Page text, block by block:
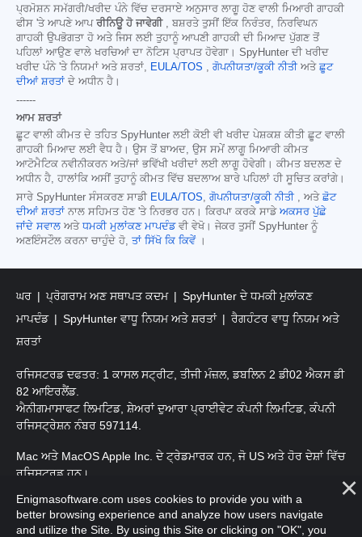
ਪ੍ਰਮੋਸ਼ਨ ਸਮੱਗਰੀ/ਖਰੀਦ ਪੰਨੇ ਵਿੱਚ ਦਰਸਾਏ ਅਨੁਸਾਰ ਲਾਗੂ ਹੋਣ ਵਾਲੀ ਮਿਆਰੀ ਗਾਹਕੀ
ਫੀਸ 'ਤੇ ਆਪਣੇ ਆਪ ਰੀਨਿਊ ਹੋ ਜਾਵੇਗੀ, ਬਸ਼ਰਤੇ ਤੁਸੀਂ ਇੱਕ ਨਿਰੰਤਰ, ਨਿਰਵਿਘਨ
ਗਾਹਕੀ ਉਪਭੋਗਤਾ ਹੋ ਅਤੇ ਜਿਸ ਲਈ ਤੁਹਾਨੂੰ ਆਪਣੀ ਗਾਹਕੀ ਦੀ ਮਿਆਦ ਪੁੱਗਣ ਤੋਂ
ਪਹਿਲਾਂ ਆਉਣ ਵਾਲੇ ਖਰਚਿਆਂ ਦਾ ਨੋਟਿਸ ਪ੍ਰਾਪਤ ਹੋਵੇਗਾ। SpyHunter ਦੀ ਖਰੀਦ
ਖਰੀਦ ਪੰਨੇ 'ਤੇ ਨਿਯਮਾਂ ਅਤੇ ਸ਼ਰਤਾਂ, EULA/TOS , ਗੋਪਨੀਯਤਾ/ਕੂਕੀ ਨੀਤੀ ਅਤੇ ਛੂਟ
ਦੀਆਂ ਸ਼ਰਤਾਂ ਦੇ ਅਧੀਨ ਹੈ।
------
ਆਮ ਸ਼ਰਤਾਂ
ਛੂਟ ਵਾਲੀ ਕੀਮਤ ਦੇ ਤਹਿਤ SpyHunter ਲਈ ਕੋਈ ਵੀ ਖਰੀਦ ਪੇਸ਼ਕਸ਼ ਕੀਤੀ ਛੂਟ ਵਾਲੀ
ਗਾਹਕੀ ਮਿਆਦ ਲਈ ਵੈਧ ਹੈ। ਉਸ ਤੋਂ ਬਾਅਦ, ਉਸ ਸਮੇਂ ਲਾਗੂ ਮਿਆਰੀ ਕੀਮਤ
ਆਟੋਮੈਟਿਕ ਨਵੀਨੀਕਰਨ ਅਤੇ/ਜਾਂ ਭਵਿੱਖੀ ਖਰੀਦਾਂ ਲਈ ਲਾਗੂ ਹੋਵੇਗੀ। ਕੀਮਤ ਬਦਲਣ ਦੇ
ਅਧੀਨ ਹੈ, ਹਾਲਾਂਕਿ ਅਸੀਂ ਤੁਹਾਨੂੰ ਕੀਮਤ ਵਿੱਚ ਬਦਲਾਅ ਬਾਰੇ ਪਹਿਲਾਂ ਹੀ ਸੂਚਿਤ ਕਰਾਂਗੇ।
ਸਾਰੇ SpyHunter ਸੰਸਕਰਣ ਸਾਡੀ EULA/TOS, ਗੋਪਨੀਯਤਾ/ਕੂਕੀ ਨੀਤੀ , ਅਤੇ ਛੋਟ
ਦੀਆਂ ਸ਼ਰਤਾਂ ਨਾਲ ਸਹਿਮਤ ਹੋਣ 'ਤੇ ਨਿਰਭਰ ਹਨ। ਕਿਰਪਾ ਕਰਕੇ ਸਾਡੇ ਅਕਸਰ ਪੁੱਛੇ
ਜਾਂਦੇ ਸਵਾਲ ਅਤੇ ਧਮਕੀ ਮੁਲਾਂਕਣ ਮਾਪਦੰਡਵੀ ਵੇਖੋ। ਜੇਕਰ ਤੁਸੀਂ SpyHunter ਨੂੰ
ਅਣਇੰਸਟੌਲ ਕਰਨਾ ਚਾਹੁੰਦੇ ਹੋ, ਤਾਂ ਸਿੱਖੋ ਕਿ ਕਿਵੇਂ।
ਘਰ ਪ੍ਰੋਗਰਾਮ ਅਣ ਸਥਾਪਤ ਕਦਮ
SpyHunter ਦੇ ਧਮਕੀ ਮੁਲਾਂਕਣ
ਮਾਪਦੰਡ
SpyHunter ਵਾਧੂ ਨਿਯਮ ਅਤੇ ਸ਼ਰਤਾਂ
ਰੈਗਹੰਟਰ ਵਾਧੂ ਨਿਯਮ ਅਤੇ
ਸ਼ਰਤਾਂ
ਰਜਿਸਟਰਡ ਦਫਤਰ: 1 ਕਾਸਲ ਸਟ੍ਰੀਟ, ਤੀਜੀ ਮੰਜ਼ਲ, ਡਬਲਿਨ 2 ਡੀ02 ਐਕਸ ਡੀ
82 ਆਇਰਲੈਂਡ.
ਐਨੀਗਮਾਸਾਫਟ ਲਿਮਟਿਡ, ਸ਼ੇਅਰਾਂ ਦੁਆਰਾ ਪ੍ਰਾਈਵੇਟ ਕੰਪਨੀ ਲਿਮਟਿਡ, ਕੰਪਨੀ
ਰਜਿਸਟ੍ਰੇਸ਼ਨ ਨੰਬਰ 597114.
Mac ਅਤੇ MacOS Apple Inc. ਦੇ ਟ੍ਰੇਡਮਾਰਕ ਹਨ, ਜੋ US ਅਤੇ ਹੋਰ ਦੇਸ਼ਾਂ ਵਿੱਚ
ਰਜਿਸਟਰਡ ਹਨ।
ਕਾਪੀਰਾਈਟ 2016-2026 . ਐਨੀਗਮਾਸੋਫਟ ਲਿਮਟਿਡ ਸਾਰੇ ਹੱਕ ਰਾਖਵੇਂ ਹਨ.
Enigmasoftware.com uses cookies to provide you with a
better browsing experience and analyze how users navigate
and utilize the Site. By using this Site or clicking on "OK", you